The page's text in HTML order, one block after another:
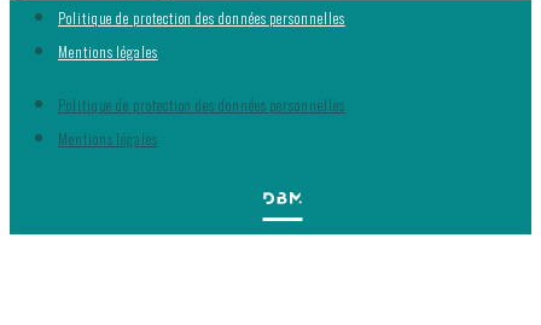
Politique de protection des données personnelles
Mentions légales
Politique de protection des données personnelles
Mentions légales